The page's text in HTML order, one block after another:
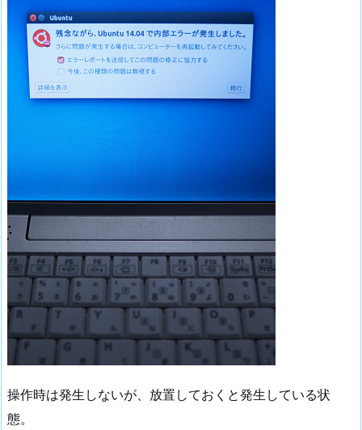
操作時は発生しないが、放置しておくと発生している状
態。